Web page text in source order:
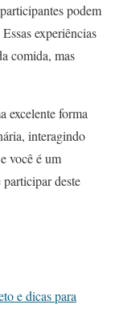
podem
experiências
comida, mas
excelente forma
interagindo
você é um
deste
e dicas para